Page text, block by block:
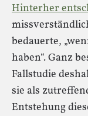
Hinterher
bedauerte,
haben“. Ganz
Fallstudie
sie als
Entstehung